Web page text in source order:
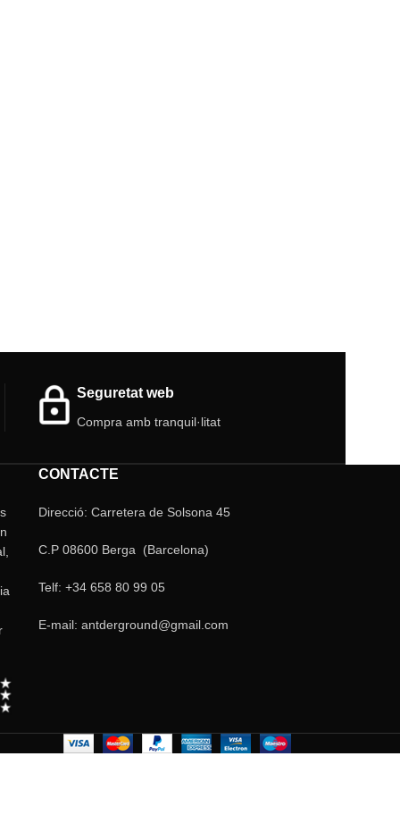
Seguretat web
Compra amb tranquil·litat
CONTACTE
Direcció: Carretera de Solsona 45
C.P 08600 Berga (Barcelona)
Telf: +34 658 80 99 05
E-mail: antderground@gmail.com